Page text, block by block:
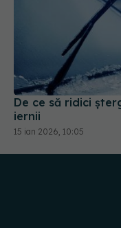
De ce să ridici
iernii
15 ian 2026, 10:05